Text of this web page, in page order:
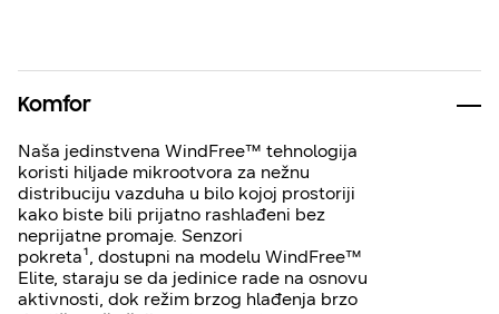
Komfor
Naša jedinstvena WindFree™ tehnologija
koristi hiljade mikrootvora za nežnu
distribuciju vazduha u bilo kojoj prostoriji
kako biste bili prijatno rashlađeni bez
neprijatne promaje. Senzori
pokreta¹, dostupni na modelu WindFree™
Elite, staraju se da jedinice rade na osnovu
aktivnosti, dok režim brzog hlađenja brzo